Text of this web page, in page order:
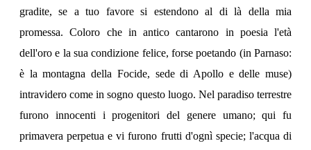
gradite, se a tuo favore si estendono al di là della mia
promessa. Coloro che in antico cantarono in poesia l'età
dell'oro e la sua condizione felice, forse poetando (in Parnaso:
è la montagna della Focide, sede di Apollo e delle muse)
intravidero come in sogno questo luogo. Nel paradiso terrestre
furono innocenti i progenitori del genere umano; qui fu
primavera perpetua e vi furono frutti d'ognì specie; l'acqua di